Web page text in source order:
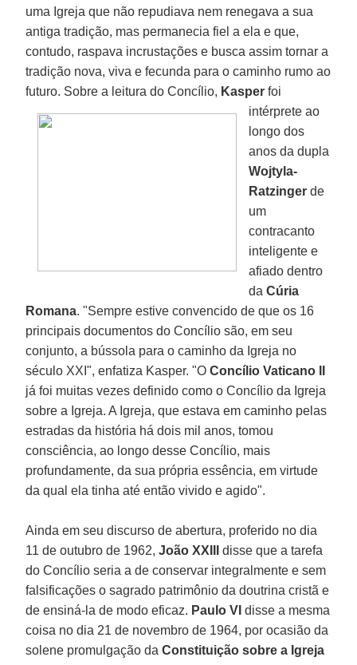
uma Igreja que não repudiava nem renegava a sua
antiga tradição, mas permanecia fiel a ela e que,
contudo, raspava incrustações e busca assim tornar a
tradição nova, viva e fecunda para o caminho rumo ao
futuro. Sobre a leitura do Concílio, Kasperfoi
intérprete ao
longo dos
anos da dupla
Wojtyla-
Ratzingerde
um
contracanto
inteligente e
afiado dentro
daCúria
Romana. "Sempre estive convencido de que os 16
principais documentos do Concílio são, em seu
conjunto, a bússola para o caminho da Igreja no
século XXI", enfatiza Kasper. "OConcílio Vaticano II
já foi muitas vezes definido como o Concílio da Igreja
sobre a Igreja. A Igreja, que estava em caminho pelas
estradas da história há dois mil anos, tomou
consciência, ao longo desse Concílio, mais
profundamente, da sua própria essência, em virtude
da qual ela tinha até então vivido e agido".
Ainda em seu discurso de abertura, proferido no dia
11 de outubro de 1962,João XXIIIdisse que a tarefa
do Concílio seria a de conservar integralmente e sem
falsificações o sagrado patrimônio da doutrina cristã e
de ensiná-la de modo eficaz. Paulo VIdisse a mesma
coisa no dia 21 de novembro de 1964, por ocasião da
solene promulgação daConstituição sobre a Igreja